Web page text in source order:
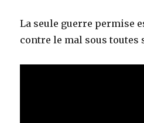
La seule guerre permise
contre le mal sous toutes